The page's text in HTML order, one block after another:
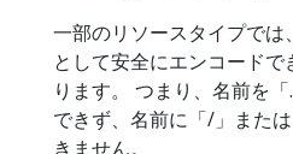
一部のリソースタイプでは
として安全にエンコード
ります。 つまり、名前を
できず、名前に「/」また
きません。